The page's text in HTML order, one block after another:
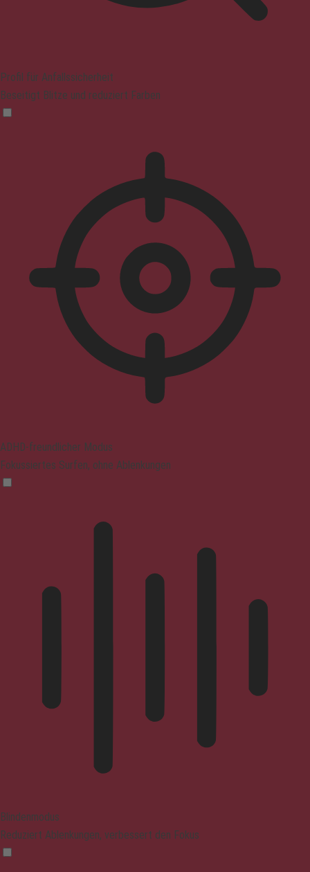
Profil für Anfallssicherheit
Beseitigt Blitze und reduziert Farben
ADHD-freundlicher Modus
Fokussiertes Surfen, ohne Ablenkungen
Blindenmodus
Reduziert Ablenkungen, verbessert den Fokus